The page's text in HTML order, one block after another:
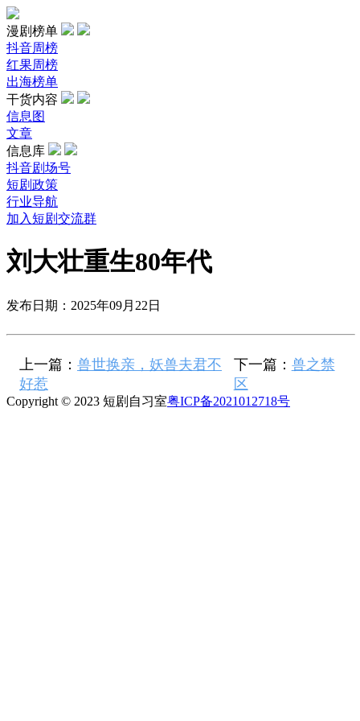
漫剧榜单
抖音周榜
红果周榜
出海榜单
干货内容
信息图
文章
信息库
抖音剧场号
短剧政策
行业导航
加入短剧交流群
刘大壮重生80年代
发布日期：2025年09月22日
上一篇： 兽世换亲，妖兽夫君不
好惹
下一篇： 兽之禁
区
Copyright © 2023 短剧自习室粤ICP备2021012718号